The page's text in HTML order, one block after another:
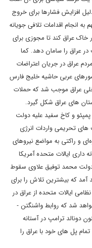
افزایش فشارها برای خروج
به انجام اقدامات تلافی جویانه
خاک عراق کند تا مجوزی برای
عراق را سامان دهد. کما
عراق در جریان اعتراضات
عربی حاشیه خلیج فارس
عراق موجب شد که حملات
های عراق شکل گیرد.
و کاخ سفید علیه دولت
های تحریمی واردات انرژی
و راکتی به مواضع نیروهای
داری ایالات متحده آمریکا
دولت محمد توفیق علاوی سقوط
آمد که بیشترین تلاش را برای
ایالات متحده از عراق در
شد که روابط واشنگتن -
دونالد ترامپ در آستانه
پل های خود با عراق را